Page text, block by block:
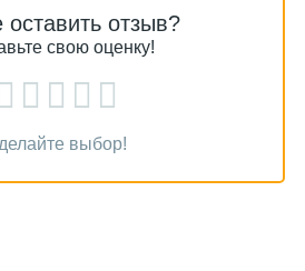
оставить отзыв?
свою оценку!
выбор!